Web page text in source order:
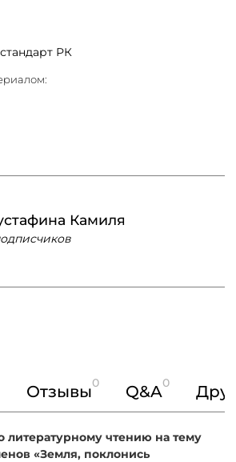
РК
Камиля
Отзывы0 Q&A0
литературному чтению на тему
«Земля, поклонись